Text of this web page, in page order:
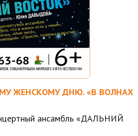
ЖЕНСКОМУ ДНЮ. «В ВОЛНАХ
ансамбль «ДАЛЬНИЙ